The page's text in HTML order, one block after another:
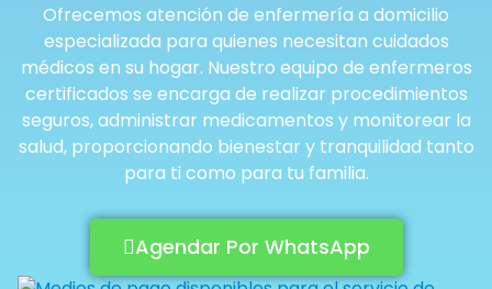
Ofrecemos atención de enfermería a domicilio
especializada para quienes necesitan cuidados
médicos en su hogar. Nuestro equipo de enfermeros
certificados se encarga de realizar procedimientos
seguros, administrar medicamentos y monitorear la
salud, proporcionando bienestar y tranquilidad tanto
para ti como para tu familia.
Agendar Por WhatsApp